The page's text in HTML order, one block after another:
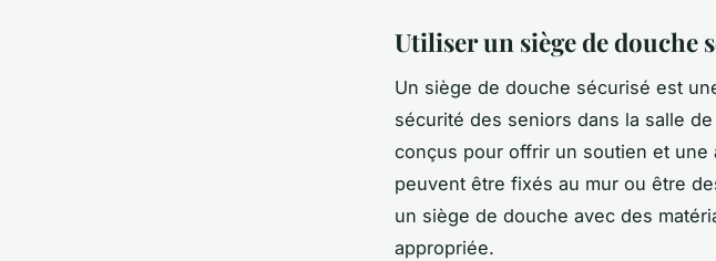
Utiliser un siège de douche
Un siège de douche sécurisé est
sécurité des seniors dans la salle
conçus pour offrir un soutien et une
peuvent être fixés au mur ou être
un siège de douche avec des
appropriée.